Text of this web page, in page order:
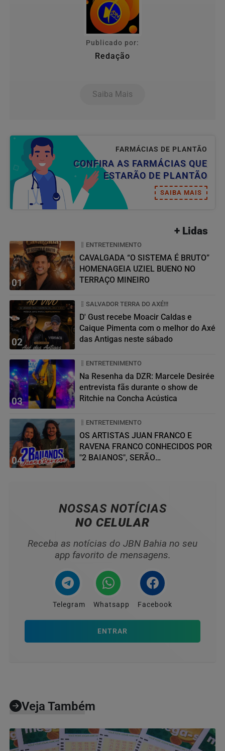
Publicado por:
Redação
Saiba Mais
FARMÁCIAS DE PLANTÃO
CONFIRA AS FARMÁCIAS QUE
ESTARÃO DE PLANTÃO
SAIBA MAIS
+ Lidas
01
ENTRETENIMENTO
CAVALGADA “O SISTEMA É BRUTO”
HOMENAGEIA UZIEL BUENO NO
TERRAÇO MINEIRO
02
SALVADOR TERRA DO AXÉ!!!
D' Gust recebe Moacir Caldas e
Caique Pimenta com o melhor do Axé
das Antigas neste sábado
03
ENTRETENIMENTO
Na Resenha da DZR: Marcele Desirée
entrevista fãs durante o show de
Ritchie na Concha Acústica
04
ENTRETENIMENTO
OS ARTISTAS JUAN FRANCO E
RAVENA FRANCO CONHECIDOS POR
"2 BAIANOS", SERÃO
NOSSAS NOTÍCIAS
NO CELULAR
Receba as notícias do JBN Bahia no seu
app favorito de mensagens.
Telegram Whatsapp Facebook
ENTRAR
Veja Também